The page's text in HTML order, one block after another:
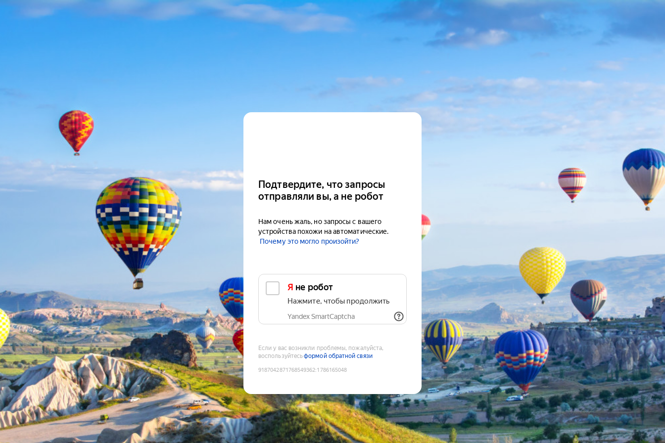
Подтвердите, что запросы
отправляли вы, а не робот
Нам очень жаль, но запросы с вашего
устройства похожи на автоматические.
Почему это могло произойти?
Я не робот
Нажмите, чтобы продолжить
Yandex SmartCaptcha
Если у вас возникли проблемы, пожалуйста,
воспользуйтесьформой обратной связи
9187042871768549362:1786165048